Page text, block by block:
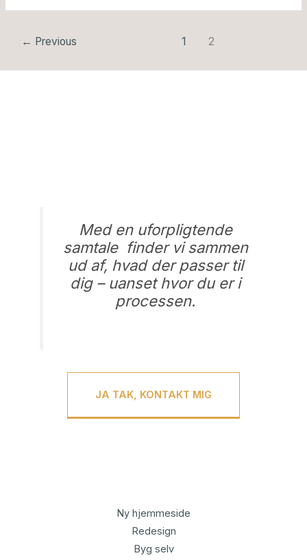
← Previous 1 2
Med en uforpligtende
samtale finder vi sammen
ud af, hvad der passer til
dig – uanset hvor du er i
processen.
JA TAK, KONTAKT MIG
Ny hjemmeside
Redesign
Byg selv